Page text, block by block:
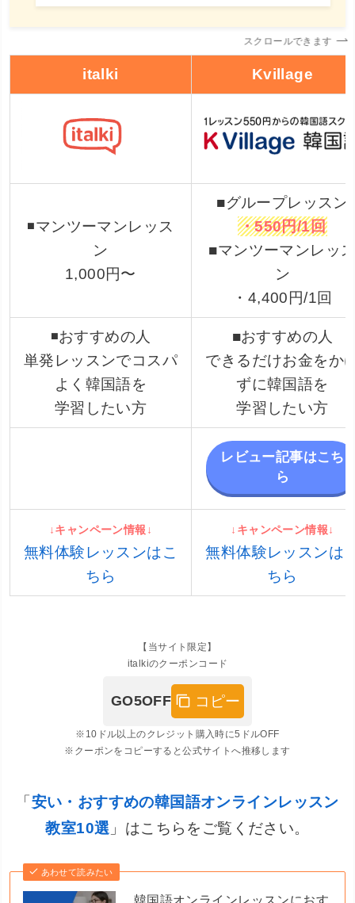
スクロールできます
italki Kvillage
◾️マンツーマンレッス
ン
1,000円〜
■グループレッスン
・550円/1回
■マンツーマンレッ
ン
・4,400円/1回
◾️おすすめの人
単発レッスンでコスパ
よく韓国語を
学習したい方
■おすすめの人
できるだけお金をか
ずに韓国語を
学習したい方
レビュー記事はこち
ら
↓キャンペーン情報↓
無料体験レッスンはこ
ちら
↓キャンペーン情報↓
無料体験レッスンは
ちら
【当サイト限定】
italkiのクーポンコード
GO5OFF コピー
※10ドル以上のクレジット購入時に5ドルOFF
※クーポンをコピーすると公式サイトへ推移します
「 安い・おすすめの韓国語オンラインレッスン
教室10選 」はこちらをご覧ください。
あわせて読みたい
韓国語オンラインレッスンにおす